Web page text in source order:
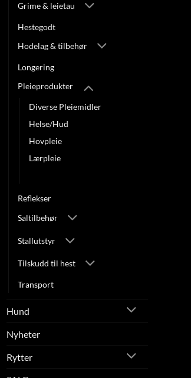
Grime & leietau
Hestegodt
Hodelag & tilbehør
Longering
Pleieprodukter
Diverse Pleiemidler
Helse/Hud
Hovpleie
Lærpleie
Reflekser
Saltilbehør
Stallutstyr
Tilskudd til hest
Transport
Hund
Nyheter
Rytter